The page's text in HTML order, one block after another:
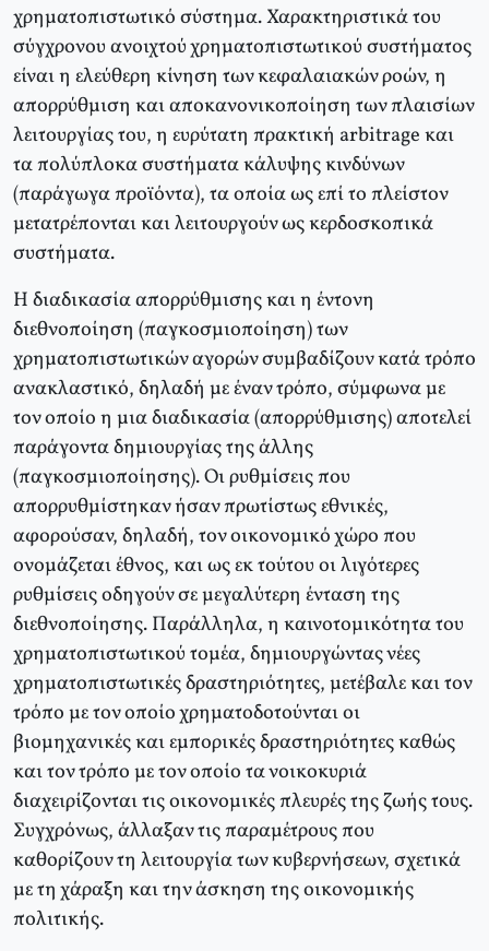
χρηματοπιστωτικό σύστημα. Χαρακτηριστικά του
σύγχρονου ανοιχτού χρηματοπιστωτικού συστήματος
είναι η ελεύθερη κίνηση των κεφαλαιακών ροών, η
απορρύθμιση και αποκανονικοποίηση των πλαισίων
λειτουργίας του, η ευρύτατη πρακτική arbitrage και
τα πολύπλοκα συστήματα κάλυψης κινδύνων
(παράγωγα προϊόντα), τα οποία ως επί το πλείστον
μετατρέπονται και λειτουργούν ως κερδοσκοπικά
συστήματα.
Η διαδικασία απορρύθμισης και η έντονη
διεθνοποίηση (παγκοσμιοποίηση) των
χρηματοπιστωτικών αγορών συμβαδίζουν κατά τρόπο
ανακλαστικό, δηλαδή με έναν τρόπο, σύμφωνα με
τον οποίο η μια διαδικασία (απορρύθμισης) αποτελεί
παράγοντα δημιουργίας της άλλης
(παγκοσμιοποίησης). Οι ρυθμίσεις που
απορρυθμίστηκαν ήσαν πρωτίστως εθνικές,
αφορούσαν, δηλαδή, τον οικονομικό χώρο που
ονομάζεται έθνος, και ως εκ τούτου οι λιγότερες
ρυθμίσεις οδηγούν σε μεγαλύτερη ένταση της
διεθνοποίησης. Παράλληλα, η καινοτομικότητα του
χρηματοπιστωτικού τομέα, δημιουργώντας νέες
χρηματοπιστωτικές δραστηριότητες, μετέβαλε και τον
τρόπο με τον οποίο χρηματοδοτούνται οι
βιομηχανικές και εμπορικές δραστηριότητες καθώς
και τον τρόπο με τον οποίο τα νοικοκυριά
διαχειρίζονται τις οικονομικές πλευρές της ζωής τους.
Συγχρόνως, άλλαξαν τις παραμέτρους που
καθορίζουν τη λειτουργία των κυβερνήσεων, σχετικά
με τη χάραξη και την άσκηση της οικονομικής
πολιτικής.